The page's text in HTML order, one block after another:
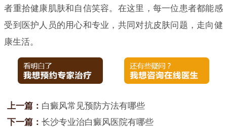
者重拾健康肌肤和自信笑容。在这里，每一位患者都能感
受到医护人员的用心和专业，共同对抗皮肤问题，走向健
康生活。
上一篇： 白癜风常见预防方法有哪些
下一篇： 长沙专业治白癜风医院有哪些